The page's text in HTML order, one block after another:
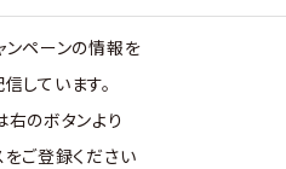
ペーンの情報を
しています。
のボタンより
をご登録ください